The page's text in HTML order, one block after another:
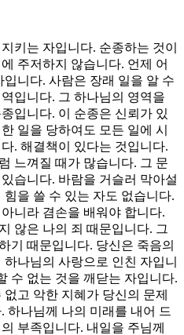
키는 자입니다. 순종하는 것이
주저하지 않습니다. 언제 어
니다. 사람은 장래 일을 알 수
입니다. 그 하나님의 영역을
입니다. 이 순종은 신뢰가 있
일을 당하여도 모든 일에 시
. 해결책이 있다는 것입니다.
느껴질 때가 많습니다. 그 문
습니다. 바람을 거슬러 막아설
을 쓸 수 있는 자도 없습니다.
니라 겸손을 배워야 합니다.
않은 나의 죄 때문입니다. 그
기 때문입니다. 당신은 죽음의
나님의 사랑으로 인친 자입니
수 없는 것을 깨닫는 자입니다.
고 악한 지혜가 당신의 문제
하나님께 나의 미래를 내어 드
부족입니다. 내일을 주님께